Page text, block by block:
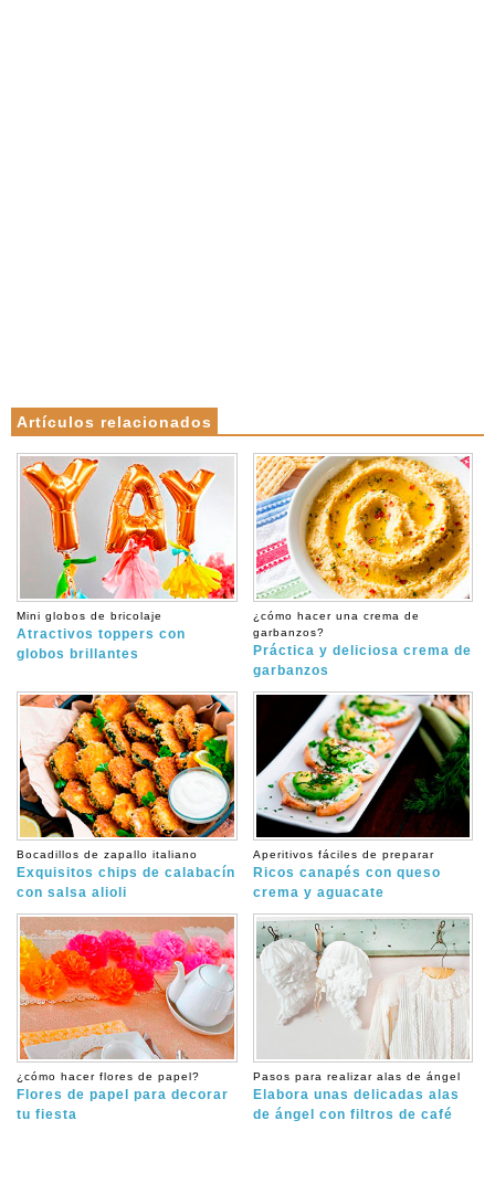
Artículos relacionados
Mini globos de bricolaje
Atractivos toppers con
globos brillantes
¿cómo hacer una crema de
garbanzos?
Práctica y deliciosa crema de
garbanzos
Bocadillos de zapallo italiano
Exquisitos chips de calabacín
con salsa alioli
Aperitivos fáciles de preparar
Ricos canapés con queso
crema y aguacate
¿cómo hacer flores de papel?
Flores de papel para decorar
tu fiesta
Pasos para realizar alas de ángel
Elabora unas delicadas alas
de ángel con filtros de café